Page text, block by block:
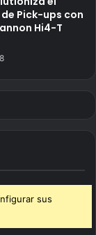
Pick-ups con
Hi4-T
sus